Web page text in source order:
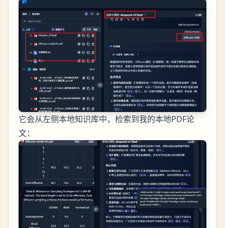
它会从左侧本地知识库中，检索到我的本地PDF论
文：